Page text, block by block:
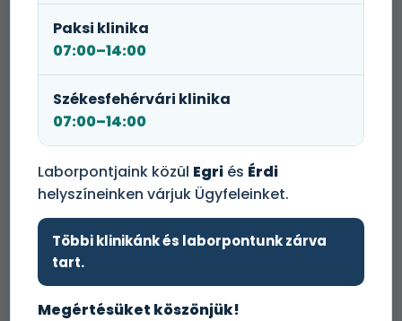
egyaránt.
Időpontot foglalok!
+36 1 465 3131
Paksi klinika
07:00–14:00
Székesfehérvári klinika
07:00–14:00
Laborpontjaink közül Egri és Érdi
helyszíneinken várjuk Ügyfeleinket.
Többi klinikánk és laborpontunk zárva
tart.
Megértésüket köszönjük!